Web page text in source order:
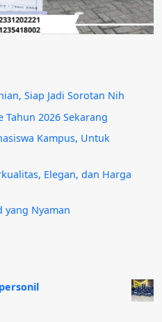
Siap Jadi Sorotan Nih
Tahun 2026 Sekarang
Kampus, Untuk
Elegan, dan Harga
yang Nyaman